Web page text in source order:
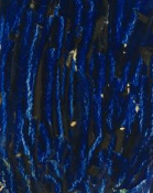
Presa
Publicații